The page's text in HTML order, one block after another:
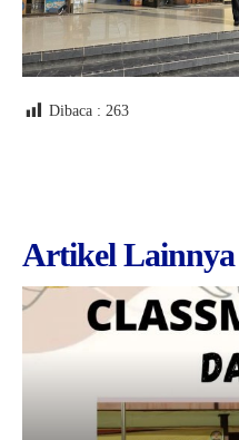
Dibaca : 263
Artikel Lainnya